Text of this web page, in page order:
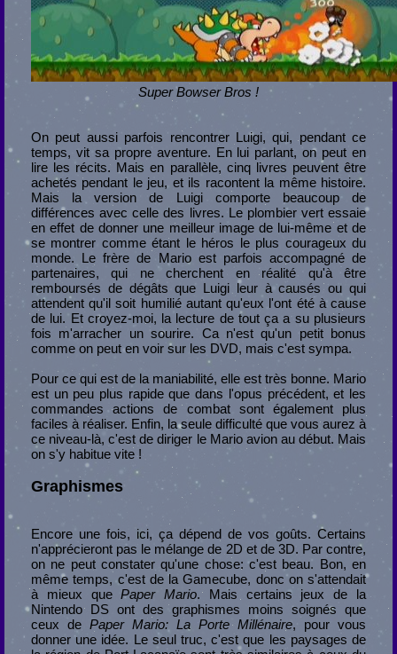
Super Bowser Bros !
On peut aussi parfois rencontrer Luigi, qui, pendant ce
temps, vit sa propre aventure. En lui parlant, on peut en
lire les récits. Mais en parallèle, cinq livres peuvent être
achetés pendant le jeu, et ils racontent la même histoire.
Mais la version de Luigi comporte beaucoup de
différences avec celle des livres. Le plombier vert essaie
en effet de donner une meilleur image de lui-même et de
se montrer comme étant le héros le plus courageux du
monde. Le frère de Mario est parfois accompagné de
partenaires, qui ne cherchent en réalité qu'à être
remboursés de dégâts que Luigi leur à causés ou qui
attendent qu'il soit humilié autant qu'eux l'ont été à cause
de lui. Et croyez-moi, la lecture de tout ça a su plusieurs
fois m'arracher un sourire. Ca n'est qu'un petit bonus
comme on peut en voir sur les DVD, mais c'est sympa.
Pour ce qui est de la maniabilité, elle est très bonne. Mario
est un peu plus rapide que dans l'opus précédent, et les
commandes actions de combat sont également plus
faciles à réaliser. Enfin, la seule difficulté que vous aurez à
ce niveau-là, c'est de diriger le Mario avion au début. Mais
on s'y habitue vite !
Graphismes
Encore une fois, ici, ça dépend de vos goûts. Certains
n'apprécieront pas le mélange de 2D et de 3D. Par contre,
on ne peut constater qu'une chose: c'est beau. Bon, en
même temps, c'est de la Gamecube, donc on s'attendait
à mieux quePaper Mario. Mais certains jeux de la
Nintendo DS ont des graphismes moins soignés que
ceux de Paper Mario: La Porte Millénaire, pour vous
donner une idée. Le seul truc, c'est que les paysages de